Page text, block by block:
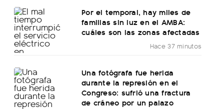
Por el temporal, hay miles de
familias sin luz en el AMBA:
cuáles son las zonas afectadas
Hace 37 minutos
Una fotógrafa fue herida
durante la represión en el
Congreso: sufrió una fractura
de cráneo por un palazo